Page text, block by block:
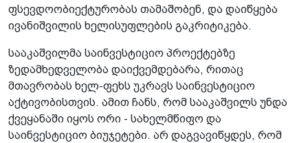
ფსევდოობიექტურობას თამაშობენ, და დაიწყება
ივანიშვილის ხელისუფლების გაკრიტიკება.
სააკაშვილმა საინვესტიციო პროექტებზე
ზედამხედველობა დაიქვემდებარა, რითაც
მთავრობას ხელ-ფეხს უკრავს საინვესტიციო
აქტივობისთვის. ამით ჩანს, რომ სააკაშვილს უნდა
ქვეყანაში იყოს ორი - სახელმწიფო და
საინვესტიციო ბიუჯეტები. არ დაგვავიწყდეს, რომ